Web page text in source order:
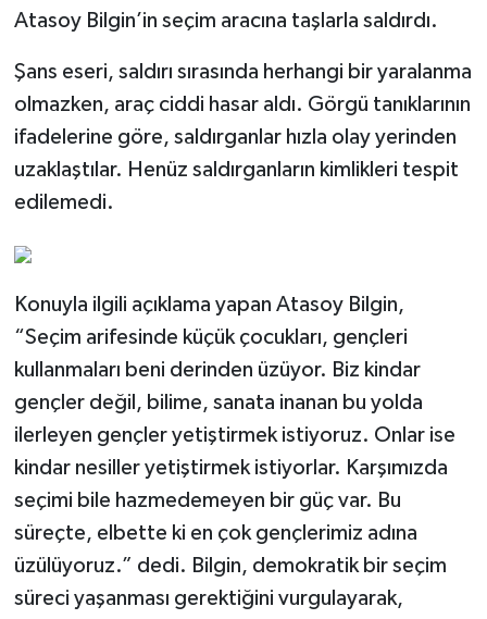
Atasoy Bilgin’in seçim aracına taşlarla saldırdı.
Şans eseri, saldırı sırasında herhangi bir yaralanma
olmazken, araç ciddi hasar aldı. Görgü tanıklarının
ifadelerine göre, saldırganlar hızla olay yerinden
uzaklaştılar. Henüz saldırganların kimlikleri tespit
edilemedi.
Konuyla ilgili açıklama yapan Atasoy Bilgin,
“Seçim arifesinde küçük çocukları, gençleri
kullanmaları beni derinden üzüyor. Biz kindar
gençler değil, bilime, sanata inanan bu yolda
ilerleyen gençler yetiştirmek istiyoruz. Onlar ise
kindar nesiller yetiştirmek istiyorlar. Karşımızda
seçimi bile hazmedemeyen bir güç var. Bu
süreçte, elbette ki en çok gençlerimiz adına
üzülüyoruz.” dedi. Bilgin, demokratik bir seçim
süreci yaşanması gerektiğini vurgulayarak,